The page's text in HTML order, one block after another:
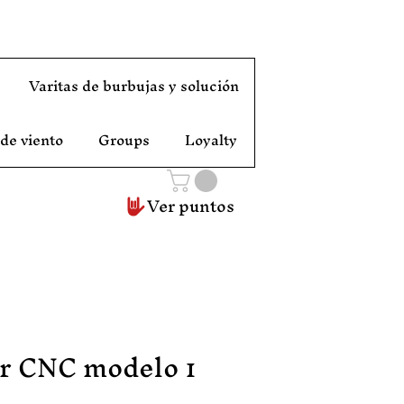
Varitas de burbujas y solución
viento Groups Loyalty
Ver puntos
modelo 1